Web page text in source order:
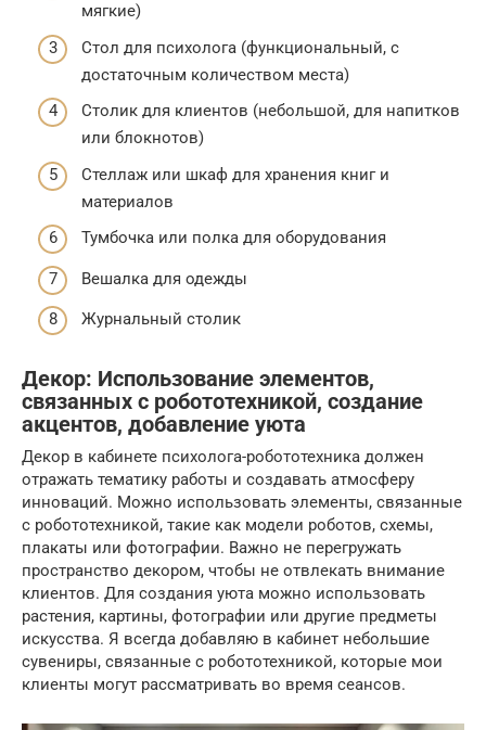
мягкие)
Стол для психолога (функциональный, с
достаточным количеством места)
Столик для клиентов (небольшой, для напитков
или блокнотов)
Стеллаж или шкаф для хранения книг и
материалов
Тумбочка или полка для оборудования
Вешалка для одежды
Журнальный столик
Декор: Использование элементов,
связанных с робототехникой, создание
акцентов, добавление уюта
Декор в кабинете психолога-робототехника должен
отражать тематику работы и создавать атмосферу
инноваций. Можно использовать элементы, связанные
с робототехникой, такие как модели роботов, схемы,
плакаты или фотографии. Важно не перегружать
пространство декором, чтобы не отвлекать внимание
клиентов. Для создания уюта можно использовать
растения, картины, фотографии или другие предметы
искусства. Я всегда добавляю в кабинет небольшие
сувениры, связанные с робототехникой, которые мои
клиенты могут рассматривать во время сеансов.